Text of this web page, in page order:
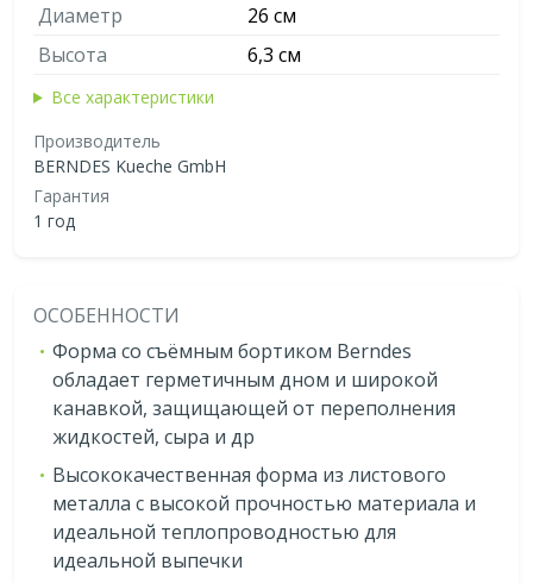
Диаметр
26 см
Высота
6,3 см
Все характеристики
Производитель
BERNDES Kueche GmbH
Гарантия
1 год
ОСОБЕННОСТИ
Форма со съёмным бортиком Berndes
обладает герметичным дном и широкой
канавкой, защищающей от переполнения
жидкостей, сыра и др
Высококачественная форма из листового
металла с высокой прочностью материала и
идеальной теплопроводностью для
идеальной выпечки